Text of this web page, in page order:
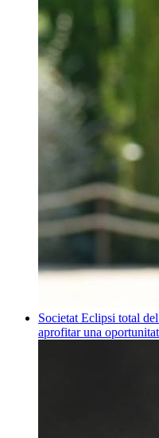
Societat Eclipsi total
aprofitar una